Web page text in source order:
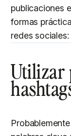
publicaciones
formas
redes sociales:
Utilizar